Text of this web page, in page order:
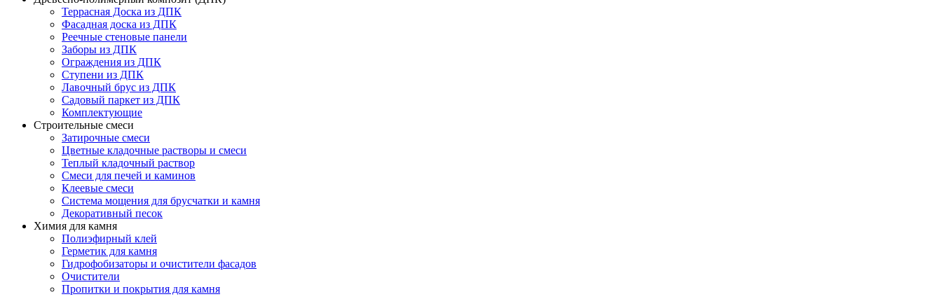
Террасная Доска из ДПК
Фасадная доска из ДПК
Реечные стеновые панели
Заборы из ДПК
Ограждения из ДПК
Ступени из ДПК
Лавочный брус из ДПК
Садовый паркет из ДПК
Комплектующие
Строительные смеси
Затирочные смеси
Цветные кладочные растворы и смеси
Теплый кладочный раствор
Смеси для печей и каминов
Клеевые смеси
Система мощения для брусчатки и камня
Декоративный песок
Химия для камня
Полиэфирный клей
Герметик для камня
Гидрофобизаторы и очистители фасадов
Очистители
Пропитки и покрытия для камня